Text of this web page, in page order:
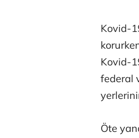
Kovid-
Kovid-
federal
Öte